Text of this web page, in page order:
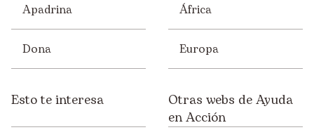
Apadrina
Dona
África
Europa
Esto te interesa
Otras webs de Ayuda
en Acción